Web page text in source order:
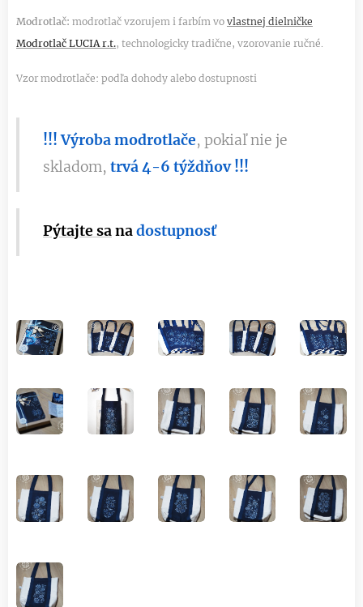
Modrotlač: modrotlač vzorujem i farbím vo vlastnej dielničke
Modrotlač LUCIA r.t., technologicky tradične, vzorovanie ručné.
Vzor modrotlače: podľa dohody alebo dostupnosti
!!! Výroba modrotlače, pokiaľ nie je
skladom, trvá 4-6 týždňov !!!
Pýtajte sanadostupnosť